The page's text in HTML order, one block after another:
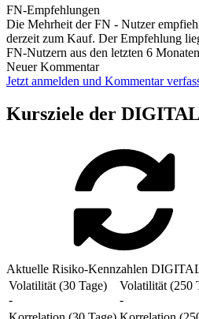
FN-Empfehlungen
Die Mehrheit der FN - Nutzer
derzeit zum Kauf. Der Empfehlung
FN-Nutzern aus den letzten 6
Neuer Kommentar
Jetzt anmelden und Kommentar
Kursziele der
Aktuelle Risiko-Kennzahlen
Volatilität (30 Tage)
-
Volatilität (250
-